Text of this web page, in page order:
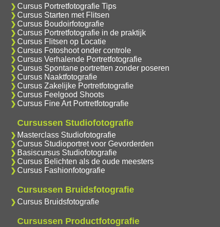
Cursus Portretfotografie Tips
Cursus Starten met Flitsen
Cursus Boudoirfotografie
Cursus Portretfotografie in de praktijk
Cursus Flitsen op Locatie
Cursus Fotoshoot onder controle
Cursus Verhalende Portretfotografie
Cursus Spontane portretten zonder poseren
Cursus Naaktfotografie
Cursus Zakelijke Portretfotografie
Cursus Feelgood Shoots
Cursus Fine Art Portretfotografie
Cursussen Studiofotografie
Masterclass Studiofotografie
Cursus Studioportret voor Gevorderden
Basiscursus Studiofotografie
Cursus Belichten als de oude meesters
Cursus Fashionfotografie
Cursussen Bruidsfotografie
Cursus Bruidsfotografie
Cursussen Productfotografie